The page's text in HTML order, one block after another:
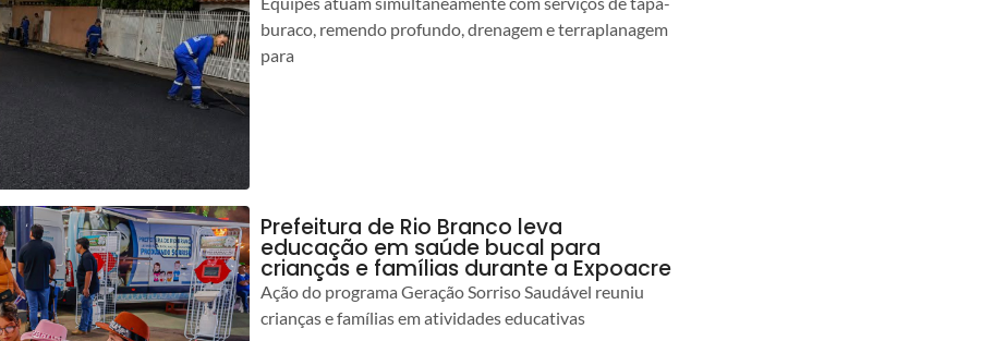
buraco, remendo profundo, drenagem e terraplanagem
para
Prefeitura de Rio Branco leva
educação em saúde bucal para
crianças e famílias durante a Expoacre
Ação do programa Geração Sorriso Saudável reuniu
crianças e famílias em atividades educativas